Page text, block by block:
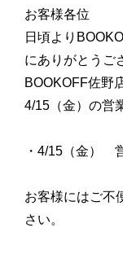
お客様各位
日頃より
にありがとうご
BOOKOFF佐野
4/15（金）の営
・4/15（金）
お客様にはご不
さい。